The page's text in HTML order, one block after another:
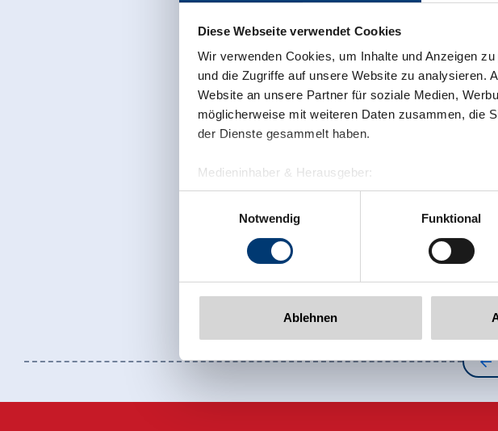
Diese Webseite verwendet Cookies
Wir verwenden Cookies, um Inhalte und Anzeigen
und die Zugriffe auf unsere Website zu analysieren.
Website an unsere Partner für soziale Medien,
möglicherweise mit weiteren Daten zusammen, die
der Dienste gesammelt haben.
Medieninhaber & Herausgeber:
Zeller Bergbahnen Zillertal GmbH & Co KG
Rohr 23// A-6280 Zell am Ziller
www.zillertalarena.com
Notwendig
Funktional
Ablehnen